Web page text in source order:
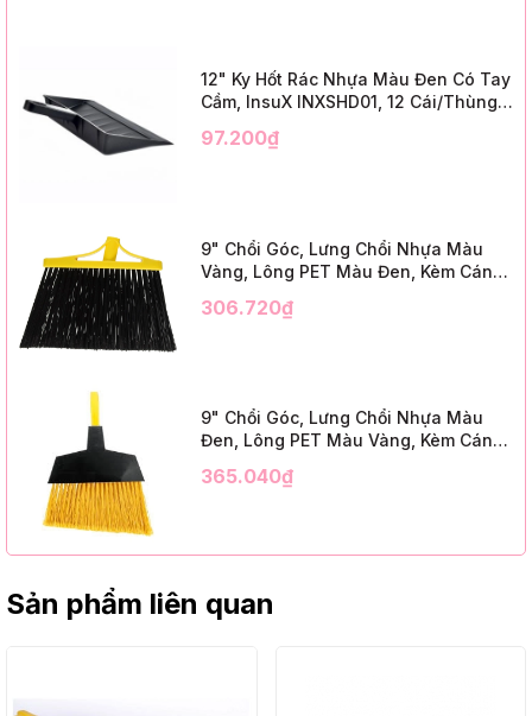
12" Ky Hốt Rác Nhựa Màu Đen Có Tay
Cầm, InsuX INXSHD01, 12 Cái/Thùng,
Black Plastic)
97.200₫
9" Chổi Góc, Lưng Chổi Nhựa Màu
Vàng, Lông PET Màu Đen, Kèm Cán
12 Bộ/Thùng (9" Angle Broom, Yellow
306.720₫
9" Chổi Góc, Lưng Chổi Nhựa Màu
Đen, Lông PET Màu Vàng, Kèm Cán
12 Bộ/Thùng (9" Angle Broom, Black
365.040₫
Sản phẩm liên quan